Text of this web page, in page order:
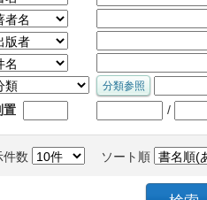
置 /
件数 ソート順